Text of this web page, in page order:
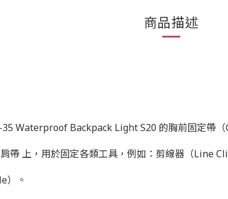
商品描述
Waterproof Backpack Light S20 的胸前固定帶
帶 上，用於固定各類工具，例如：剪線器（Line
）。